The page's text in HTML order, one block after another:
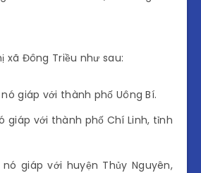
xã Đông Triều như sau:
giáp với thành phố Uông Bí.
giáp với thành phố Chí Linh, tỉnh
giáp với huyện Thủy Nguyên,